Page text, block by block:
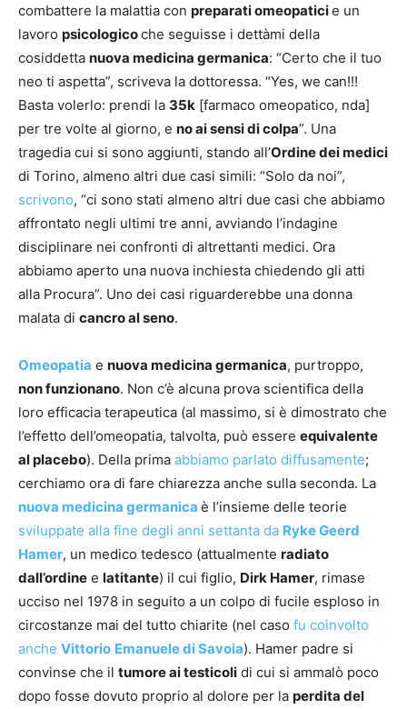
combattere la malattia con preparati omeopaticie un
lavoro psicologicoche seguisse i dettàmi della
cosiddetta nuova medicina germanica: “Certo che il tuo
neo ti aspetta”, scriveva la dottoressa. “Yes, we can!!!
Basta volerlo: prendi la 35k [farmaco omeopatico, nda]
per tre volte al giorno, e no ai sensi di colpa”. Una
tragedia cui si sono aggiunti, stando all’Ordine dei medici
di Torino, almeno altri due casi simili: “Solo da noi”,
scrivono, “ci sono stati almeno altri due casi che abbiamo
affrontato negli ultimi tre anni, avviando l’indagine
disciplinare nei confronti di altrettanti medici. Ora
abbiamo aperto una nuova inchiesta chiedendo gli atti
alla Procura”. Uno dei casi riguarderebbe una donna
malata di cancro al seno.
Omeopatia e nuova medicina germanica, purtroppo,
non funzionano. Non c’è alcuna prova scientifica della
loro efficacia terapeutica (al massimo, si è dimostrato che
l’effetto dell’omeopatia, talvolta, può essere equivalente
al placebo). Della prima abbiamo parlato diffusamente;
cerchiamo ora di fare chiarezza anche sulla seconda. La
nuova medicina germanica è l’insieme delle teorie
sviluppate alla fine degli anni settanta da Ryke Geerd
Hamer, un medico tedesco (attualmente radiato
dall’ordine e latitante) il cui figlio, Dirk Hamer, rimase
ucciso nel 1978 in seguito a un colpo di fucile esploso in
circostanze mai del tutto chiarite (nel caso fu coinvolto
anche Vittorio Emanuele di Savoia). Hamer padre si
convinse che il tumore ai testicoli di cui si ammalò poco
dopo fosse dovuto proprio al dolore per la perdita del